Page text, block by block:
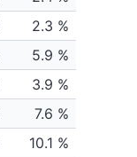
2.3 %
5.9 %
3.9 %
7.6 %
10.1 %